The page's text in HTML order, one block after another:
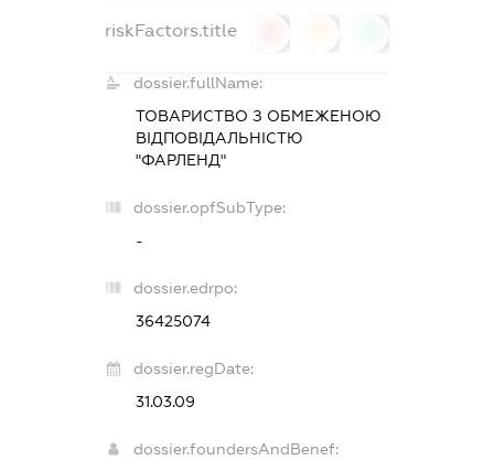
riskFactors.title
dossier.fullName:
ТОВАРИСТВО З ОБМЕЖЕНОЮ
ВІДПОВІДАЛЬНІСТЮ
"ФАРЛЕНД"
dossier.opfSubType:
-
dossier.edrpo:
36425074
dossier.regDate:
31.03.09
dossier.foundersAndBenef: